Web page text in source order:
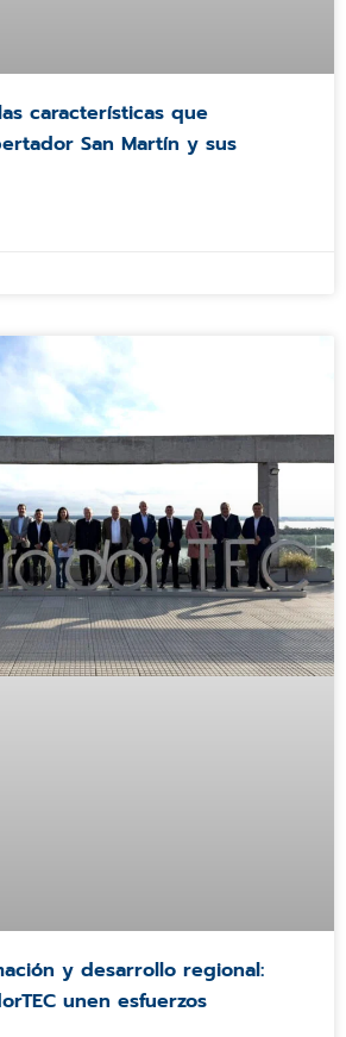
características que
San Martín y sus
y desarrollo regional:
unen esfuerzos